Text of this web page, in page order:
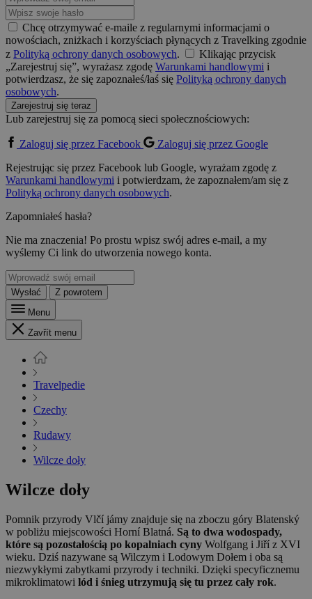
Chcę otrzymywać e-maile z regularnymi informacjami o
nowościach, zniżkach i korzyściach płynących z Travelking zgodnie
z Polityką ochrony danych osobowych.
Klikając przycisk
„Zarejestruj się”, wyrażasz zgodę Warunkami handlowymi i
potwierdzasz, że się zapoznałeś/łaś się Polityką ochrony danych
osobowych.
Zarejestruj się teraz
Lub zarejestruj się za pomocą sieci społecznościowych:
Zaloguj się przez Facebook
Zaloguj się przez Google
Rejestrując się przez Facebook lub Google, wyrażam zgodę z
Warunkami handlowymi i potwierdzam, że zapoznałem/am się z
Polityką ochrony danych osobowych.
Zapomniałeś hasła?
Nie ma znaczenia! Po prostu wpisz swój adres e-mail, a my
wyślemy Ci link do utworzenia nowego konta.
Wysłać
Z powrotem
Menu
Zavřít menu
Travelpedie
Czechy
Rudawy
Wilcze doły
Wilcze doły
Pomnik przyrody Vlčí jámy znajduje się na zboczu góry Blatenský
w pobliżu miejscowości Horní Blatná. Są to dwa wodospady,
które są pozostałością po kopalniach cyny Wolfgang i Jiří z XVI
wieku. Dziś nazywane są Wilczym i Lodowym Dołem i oba są
niezwykłymi zabytkami przyrody i techniki. Dzięki specyficznemu
mikroklimatowi lód i śnieg utrzymują się tu przez cały rok.